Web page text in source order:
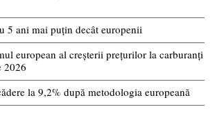
5 ani mai puțin decât europenii
european al creșterii prețurilor la carburanți
2026
la 9,2% după metodologia europeană